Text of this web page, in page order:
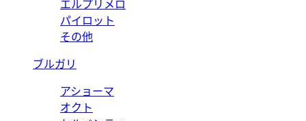
エルプリメロ
パイロット
その他
ブルガリ
アショーマ
オクト